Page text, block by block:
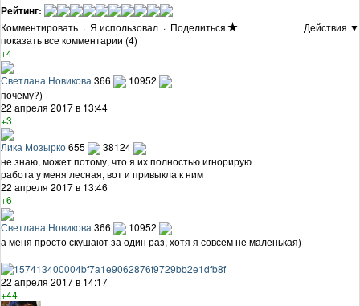
Рейтинг:
Комментировать · Я использовал · Поделиться
Действия ▼
показать все комментарии (4)
+4
Светлана Новикова 366
10952
почему?)
22 апреля 2017 в 13:44
+3
Лика Мозырко655
38124
не знаю, может потому, что я их полностью игнорирую
работа у меня лесная, вот и привыкла к ним
22 апреля 2017 в 13:46
+6
Светлана Новикова 366
10952
а меня просто скушают за один раз, хотя я совсем не маленькая)
22 апреля 2017 в 14:17
+44